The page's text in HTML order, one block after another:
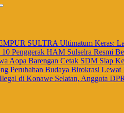
SULTRA Ultimatum Keras:
10 Penggerak HAM Sulselra Resmi
Aopa Barengan Cetak SDM Siap
Perubahan Budaya Birokrasi
di Konawe Selatan, Anggota